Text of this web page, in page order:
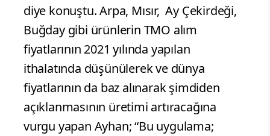
diye konuştu. Arpa, Mısır, Ay Çekirdeği,
Buğday gibi ürünlerin TMO alım
fiyatlarının 2021 yılında yapılan
ithalatında düşünülerek ve dünya
fiyatlarının da baz alınarak şimdiden
açıklanmasının üretimi artıracağına
vurgu yapan Ayhan; “Bu uygulama;